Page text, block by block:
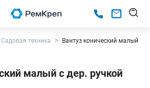
Садовая техника
Вантуз конический малый
малый с дер. ручкой